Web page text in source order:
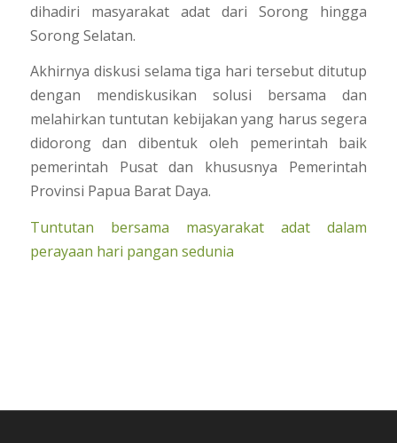
dihadiri masyarakat adat dari Sorong hingga
Sorong Selatan.
Akhirnya diskusi selama tiga hari tersebut ditutup
dengan mendiskusikan solusi bersama dan
melahirkan tuntutan kebijakan yang harus segera
didorong dan dibentuk oleh pemerintah baik
pemerintah Pusat dan khususnya Pemerintah
Provinsi Papua Barat Daya.
Tuntutan bersama masyarakat adat dalam
perayaan hari pangan sedunia